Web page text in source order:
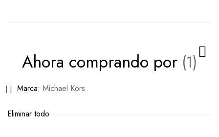
Ahora comprando por
Marca Michael Kors
Eliminar
artículo
Eliminar todo